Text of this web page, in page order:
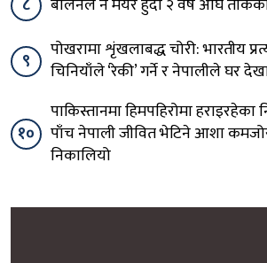
८
बालेनले नै मेयर हुँदा २ वर्ष अघि
९
पोखरामा शृंखलाबद्ध चोरी: भारतीय
चिनियाँले ‘रेकी’ गर्ने र नेपालीले घर
१०
पाकिस्तानमा हिमपहिरोमा
पाँच नेपाली जीवित भेटिने आशा
निकालियो